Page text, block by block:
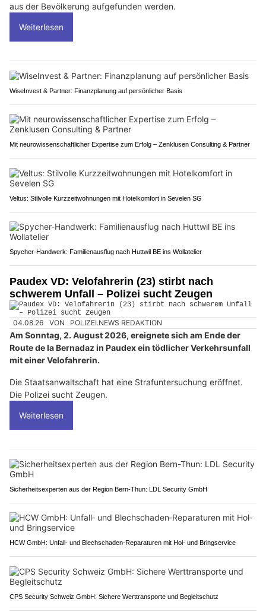
aus der Bevölkerung aufgefunden werden.
Weiterlesen
WiseInvest & Partner: Finanzplanung auf persönlicher Basis
Mit neurowissenschaftlicher Expertise zum Erfolg – Zenklusen Consulting & Partner
Veltus: Stilvolle Kurzzeitwohnungen mit Hotelkomfort in Sevelen SG
Spycher-Handwerk: Familienausflug nach Huttwil BE ins Wollatelier
Paudex VD: Velofahrerin (23) stirbt nach
schwerem Unfall – Polizei sucht Zeugen
04.08.26 VON POLIZEI.NEWS REDAKTION
Am Sonntag, 2. August 2026, ereignete sich am Ende der
Route de la Bernadaz in Paudex ein tödlicher Verkehrsunfall
mit einer Velofahrerin.
Die Staatsanwaltschaft hat eine Strafuntersuchung eröffnet.
Die Polizei sucht Zeugen.
Weiterlesen
Sicherheitsexperten aus der Region Bern-Thun: LDL Security GmbH
HCW GmbH: Unfall‑ und Blechschaden‑Reparaturen mit Hol‑ und Bringservice
CPS Security Schweiz GmbH: Sichere Werttransporte und Begleitschutz